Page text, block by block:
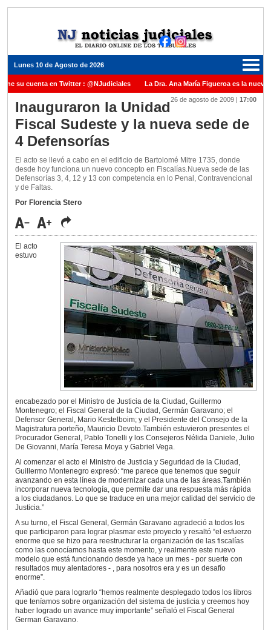
Lunes 10 de Agosto de 2026
su cuenta en Twitter : @NJudiciales La Dra. Ana María Figueroa es la nueva
Justicia de la Nación una medalla al Dr. Raul Zaffaroni en reconocimiento por su
Carles para cubrir vacante en la Corte Suprema de Justicia de la Nación
ante el Juez Daniel Rafecas
26 de agosto de 2009 | 17:00
Inauguraron la Unidad
Fiscal Sudeste y la nueva sede de
4 Defensorías
El acto se llevó a cabo en el edificio de Bartolomé Mitre 1735, donde
desde hoy funciona un nuevo concepto en Fiscalías.Nueva sede de las
Defensorías 3, 4, 12 y 13 con competencia en lo Penal, Contravencional
y de Faltas.
Por Florencia Stero
El acto
estuvo
encabezado por el Ministro de Justicia de la Ciudad, Guillermo
Montenegro; el Fiscal General de la Ciudad, Germán Garavano; el
Defensor General, Mario Kestelboim; y el Presidente del Consejo de la
Magistratura porteño, Mauricio Devoto.También estuvieron presentes el
Procurador General, Pablo Tonelli y los Consejeros Nélida Daniele, Julio
De Giovanni, María Teresa Moya y Gabriel Vega.
Al comenzar el acto el Ministro de Justicia y Seguridad de la Ciudad,
Guillermo Montenegro expresó: “me parece que tenemos que seguir
avanzando en esta línea de modernizar cada una de las áreas.También
incorporar nueva tecnología, que permite dar una respuesta más rápida
a los ciudadanos. Lo que se traduce en una mejor calidad del servicio de
Justicia.”
A su turno, el Fiscal General, Germán Garavano agradeció a todos los
que participaron para lograr plasmar este proyecto y resaltó “el esfuerzo
enorme que se hizo para reestructurar la organización de las fiscalías
como las conocíamos hasta este momento, y realmente este nuevo
modelo que está funcionando desde ya hace un mes - por suerte con
resultados muy alentadores - , para nosotros era y es un desafío
enorme”.
Añadió que para lograrlo “hemos realmente desplegado todos los libros
que teníamos sobre organización del sistema de justicia y creemos hoy
haber logrado un avance muy importante” señaló el Fiscal General
German Garavano.